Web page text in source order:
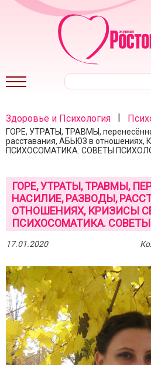
Здоровье и Психология |
ГОРЕ, УТРАТЫ, ТРАВМЫ,
расставания, АБЬЮЗ в отношениях,
ПСИХОСОМАТИКА. СОВЕТЫ
ГОРЕ, УТРАТЫ, ТРАВМЫ,
НАСИЛИЕ, РАЗВОДЫ,
ОТНОШЕНИЯХ, КРИЗИСЫ
ПСИХОСОМАТИКА.
17.01.2020